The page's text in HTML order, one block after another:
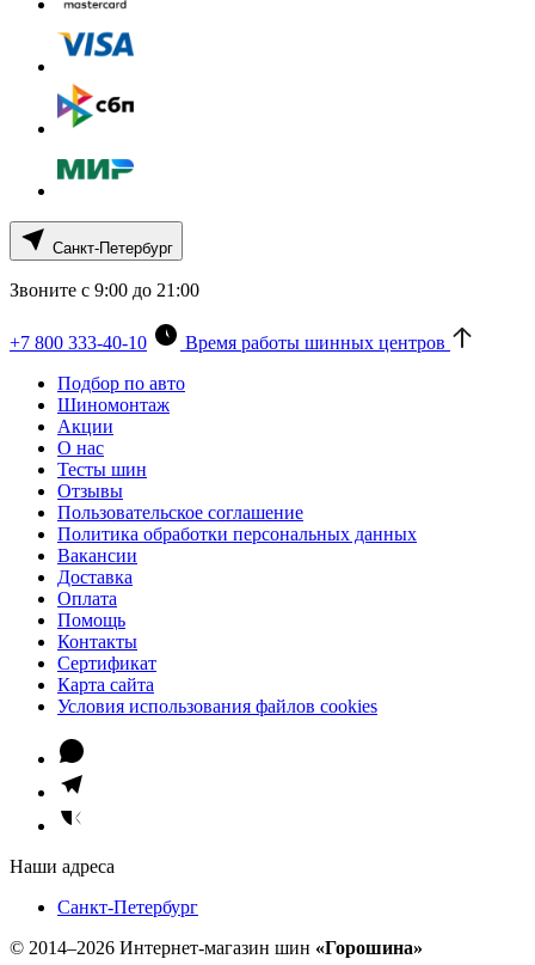
Санкт-Петербург
Звоните с 9:00 до 21:00
+7 800 333-40-10
Время работы шинных центров
Подбор по авто
Шиномонтаж
Акции
О нас
Тесты шин
Отзывы
Пользовательское соглашение
Политика обработки персональных данных
Вакансии
Доставка
Оплата
Помощь
Контакты
Сертификат
Карта сайта
Условия использования файлов cookies
Наши адреса
Санкт-Петербург
© 2014–2026 Интернет-магазин шин «Горошина»